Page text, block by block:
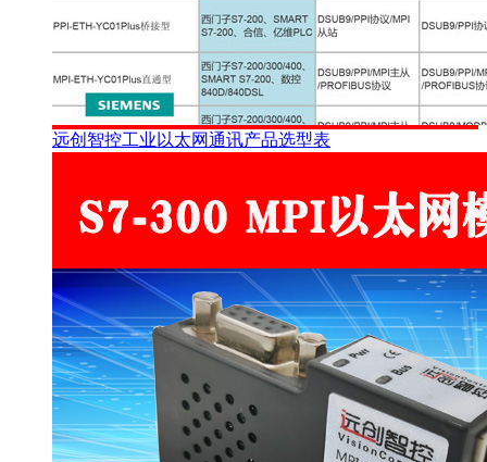
远创智控工业以太网通讯产品选型表